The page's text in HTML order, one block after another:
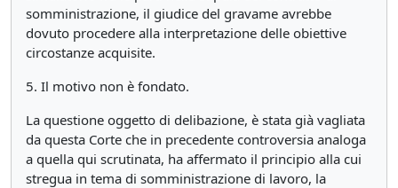
somministrazione, il giudice del gravame avrebbe
dovuto procedere alla interpretazione delle obiettive
circostanze acquisite.
5. Il motivo non è fondato.
La questione oggetto di delibazione, è stata già vagliata
da questa Corte che in precedente controversia analoga
a quella qui scrutinata, ha affermato il principio alla cui
stregua in tema di somministrazione di lavoro, la